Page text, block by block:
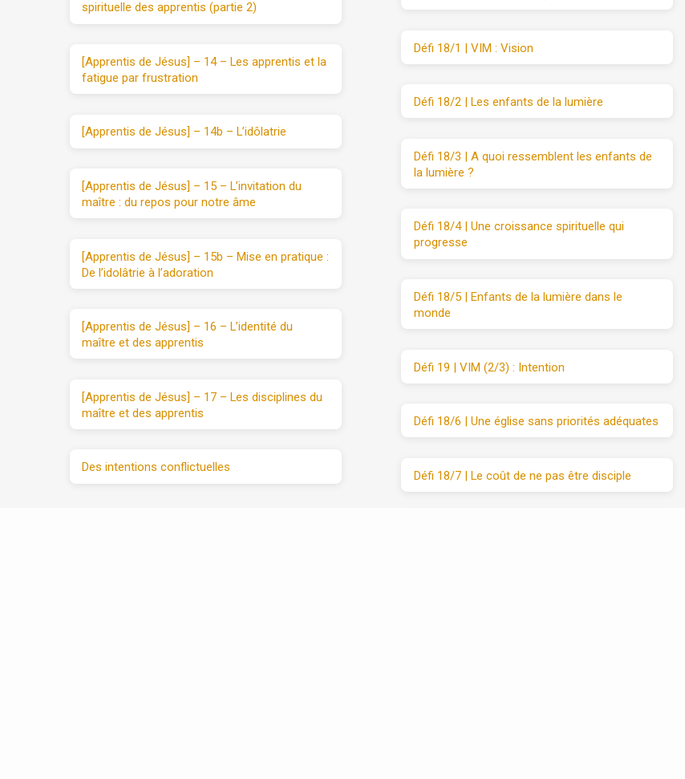
spirituelle des apprentis (partie 2)
[Apprentis de Jésus] – 14 – Les apprentis et la
fatigue par frustration
[Apprentis de Jésus] – 14b – L’idôlatrie
[Apprentis de Jésus] – 15 – L’invitation du
maître : du repos pour notre âme
[Apprentis de Jésus] – 15b – Mise en pratique :
De l’idolâtrie à l’adoration
[Apprentis de Jésus] – 16 – L’identité du
maître et des apprentis
[Apprentis de Jésus] – 17 – Les disciplines du
maître et des apprentis
Des intentions conflictuelles
Défi 18/1 | VIM : Vision
Défi 18/2 | Les enfants de la lumière
Défi 18/3 | A quoi ressemblent les enfants de
la lumière ?
Défi 18/4 | Une croissance spirituelle qui
progresse
Défi 18/5 | Enfants de la lumière dans le
monde
Défi 19 | VIM (2/3) : Intention
Défi 18/6 | Une église sans priorités adéquates
Défi 18/7 | Le coût de ne pas être disciple